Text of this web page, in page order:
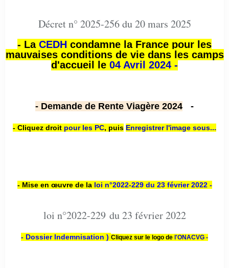
Décret n° 2025-256 du 20 mars 2025
- La CEDH condamne la France pour les
mauvaises conditions de vie dans les camps
d'accueil le 04 Avril 2024 -
- Demande de Rente Viagère 2024 -
- Cliquez droit pour les PC, puis Enregistrer l'image sous...
- Mise en œuvre de la loi n°2022-229 du 23 février 2022 -
loi n°2022-229 du 23 février 2022
- Dossier Indemnisation ) Cliquez sur le logo de l'ONACVG -